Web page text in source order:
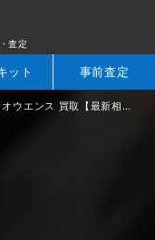
査定
ット 事前査定
エンス 買取【最新相場・全国対応】